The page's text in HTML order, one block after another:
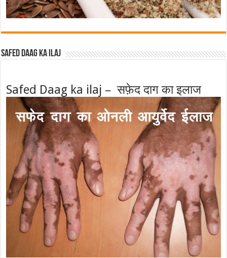
Safed Daag ka ilaj
Safed Daag ka ilaj – सफ़ेद दाग का इलाज